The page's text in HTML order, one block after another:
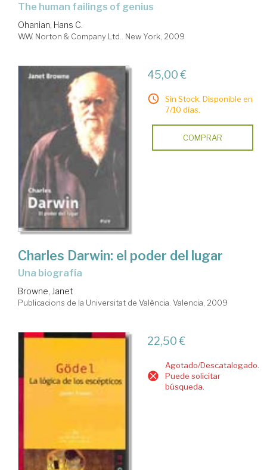
the human failings of genius
Ohanian, Hans C.
W.W. Norton & Company Ltd.. New York, 2009
45,00 €
Sin Stock. Disponible en
7/10 días.
COMPRAR
Charles Darwin: el poder del lugar
una biografía
Browne, Janet
Publicacions de la Universitat de València. Valencia, 2009
22,50 €
Agotado/Descatalogado.
Puede solicitar
búsqueda.